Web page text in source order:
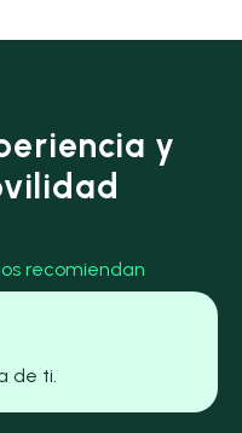
y
recomiendan
de ti.